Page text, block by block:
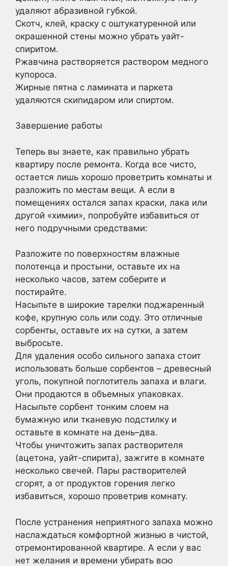
удаляют абразивной губкой.
Скотч, клей, краску с оштукатуренной или
окрашенной стены можно убрать уайт-
спиритом.
Ржавчина растворяется раствором медного
купороса.
Жирные пятна с ламината и паркета
удаляются скипидаром или спиртом.
Завершение работы
Теперь вы знаете, как правильно убрать
квартиру после ремонта. Когда все чисто,
остается лишь хорошо проветрить комнаты и
разложить по местам вещи. А если в
помещениях остался запах краски, лака или
другой «химии», попробуйте избавиться от
него подручными средствами:
Разложите по поверхностям влажные
полотенца и простыни, оставьте их на
несколько часов, затем соберите и
постирайте.
Насыпьте в широкие тарелки поджаренный
кофе, крупную соль или соду. Это отличные
сорбенты, оставьте их на сутки, а затем
выбросьте.
Для удаления особо сильного запаха стоит
использовать больше сорбентов – древесный
уголь, покупной поглотитель запаха и влаги.
Они продаются в объемных упаковках.
Насыпьте сорбент тонким слоем на
бумажную или тканевую подстилку и
оставьте в комнате на день–два.
Чтобы уничтожить запах растворителя
(ацетона, уайт-спирита), зажгите в комнате
несколько свечей. Пары растворителей
сгорят, а от продуктов горения легко
избавиться, хорошо проветрив комнату.
После устранения неприятного запаха можно
наслаждаться комфортной жизнью в чистой,
отремонтированной квартире. А если у вас
нет желания и времени убирать всю